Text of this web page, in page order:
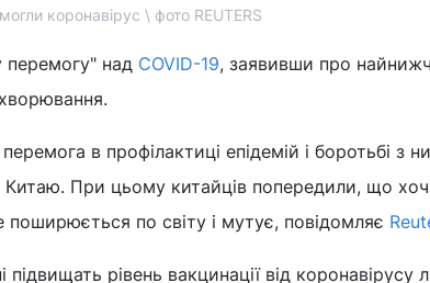
коронавірус \ фото REUTERS
перемогу" над COVID-19, заявивши про
в профілактиці епідемій і боротьбі з
Китаю. При цьому китайців попередили, що
поширюється по світу і мутує, повідомляє
рівень вакцинації від коронавірусу